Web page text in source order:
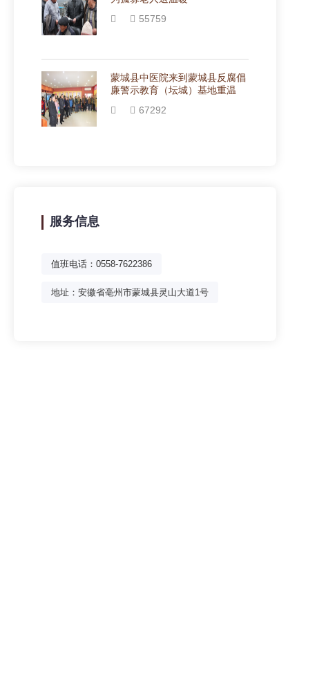
55759
蒙城县中医院来到蒙城县反腐倡
廉警示教育（坛城）基地重温
67292
服务信息
值班电话：0558-7622386
地址：安徽省亳州市蒙城县灵山大道1号